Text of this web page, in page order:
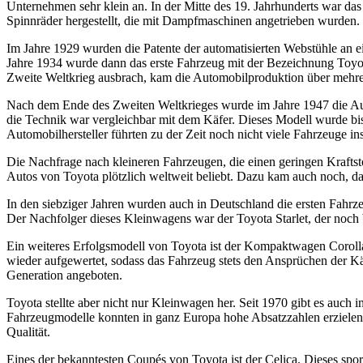
Unternehmen sehr klein an. In der Mitte des 19. Jahrhunderts war
Spinnräder hergestellt, die mit Dampfmaschinen angetrieben
Im Jahre 1929 wurden die Patente der automatisierten Webstühle
Jahre 1934 wurde dann das erste Fahrzeug mit der Bezeichnung
Zweite Weltkrieg ausbrach, kam die Automobilproduktion über
Nach dem Ende des Zweiten Weltkrieges wurde im Jahre 1947 die
die Technik war vergleichbar mit dem Käfer. Dieses Modell wurde
Automobilhersteller führten zu der Zeit noch nicht viele Fahrzeuge
Die Nachfrage nach kleineren Fahrzeugen, die einen geringen
Autos von Toyota plötzlich weltweit beliebt. Dazu kam auch noch,
In den siebziger Jahren wurden auch in Deutschland die ersten
Der Nachfolger dieses Kleinwagens war der Toyota Starlet, der
Ein weiteres Erfolgsmodell von Toyota ist der Kompaktwagen
wieder aufgewertet, sodass das Fahrzeug stets den Ansprüchen
Generation angeboten.
Toyota stellte aber nicht nur Kleinwagen her. Seit 1970 gibt es auch
Fahrzeugmodelle konnten in ganz Europa hohe Absatzzahlen
Qualität.
Eines der bekanntesten Coupés von Toyota ist der Celica. Dieses